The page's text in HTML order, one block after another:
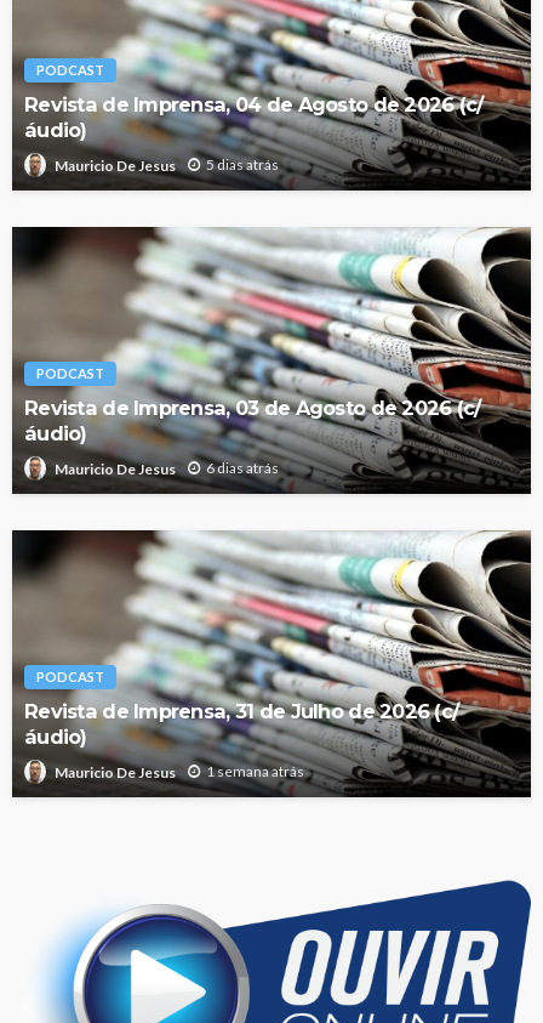
PODCAST
Revista de Imprensa, 04 de Agosto de 2026 (c/
áudio)
Mauricio De Jesus 5 dias atrás
PODCAST
Revista de Imprensa, 03 de Agosto de 2026 (c/
áudio)
Mauricio De Jesus 6 dias atrás
PODCAST
Revista de Imprensa, 31 de Julho de 2026 (c/
áudio)
Mauricio De Jesus 1 semana atrás